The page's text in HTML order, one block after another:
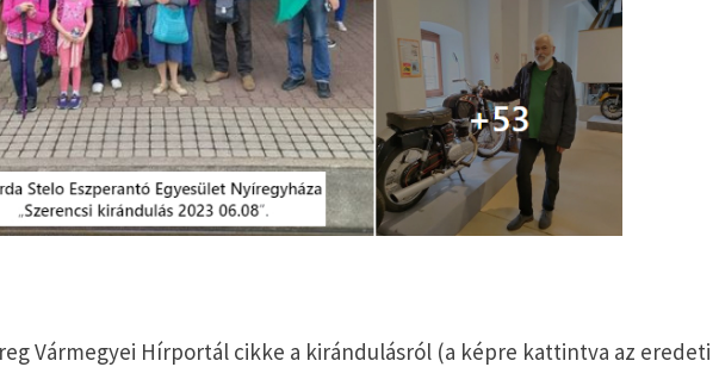
Vármegyei Hírportál cikke a kirándulásról (a képre kattintva az eredeti